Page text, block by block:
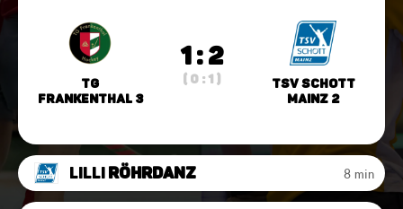
TG
Frankenthal 3
1 : 2
( 0 : 1 )
TSV Schott
Mainz 2
LilliRöhrdanz 8 min